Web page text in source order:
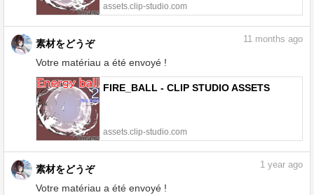
assets.clip-studio.com
素材をどうぞ
Votre matériau a été envoyé !
11 months ago
FIRE_BALL - CLIP STUDIO ASSETS
assets.clip-studio.com
素材をどうぞ
Votre matériau a été envoyé !
1 year ago